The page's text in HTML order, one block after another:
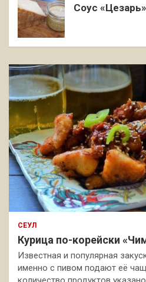
Соус «Цезарь»
СЕУЛ
Курица по-корейски
Известная и популярная
именно с пивом подают её